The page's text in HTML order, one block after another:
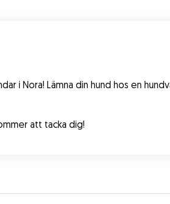
i Nora! Lämna din hund hos en
att tacka dig!